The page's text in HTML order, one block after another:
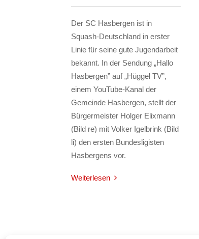
Der SC Hasbergen ist in
Squash-Deutschland in erster
Linie für seine gute Jugendarbeit
bekannt. In der Sendung „Hallo
Hasbergen” auf „Hüggel TV”,
einem YouTube-Kanal der
Gemeinde Hasbergen, stellt der
Bürgermeister Holger Elixmann
(Bild re) mit Volker Igelbrink (Bild
li) den ersten Bundesligisten
Hasbergens vor.
Weiterlesen